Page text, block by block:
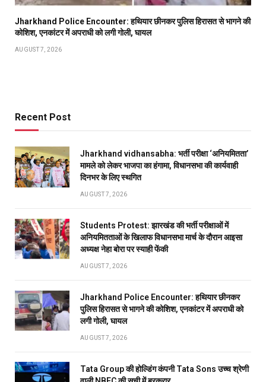
Jharkhand Police Encounter: हथियार छीनकर पुलिस हिरासत से भागने की
कोशिश, एनकांटर में अपराधी को लगी गोली, घायल
AUGUST 7, 2026
Recent Post
Jharkhand vidhansabha: भर्ती परीक्षा ‘अनियमितता’
मामले को लेकर भाजपा का हंगामा, विधानसभा की कार्यवाही
दिनभर के लिए स्थगित
AUGUST 7, 2026
Students Protest: झारखंड की भर्ती परीक्षाओं में
अनियमितताओं के खिलाफ विधानसभा मार्च के दौरान आइसा
अध्यक्ष नेहा बोरा पर स्याही फेंकी
AUGUST 7, 2026
Jharkhand Police Encounter: हथियार छीनकर
पुलिस हिरासत से भागने की कोशिश, एनकांटर में अपराधी को
लगी गोली, घायल
AUGUST 7, 2026
Tata Group की होल्डिंग कंपनी Tata Sons उच्च श्रेणी